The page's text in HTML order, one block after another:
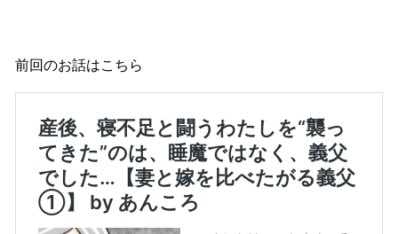
前回のお話はこちら